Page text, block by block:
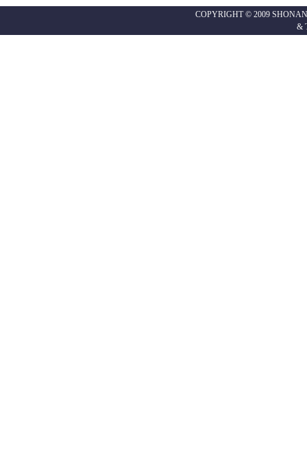
COPYRIGHT © 2009
&